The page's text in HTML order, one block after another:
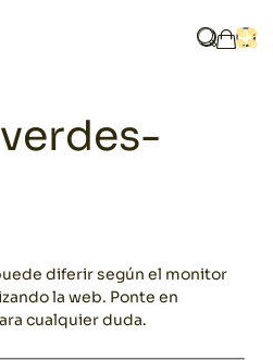
¿Qué
Mi
diferir según el monitor
la web. Ponte en
cualquier duda.